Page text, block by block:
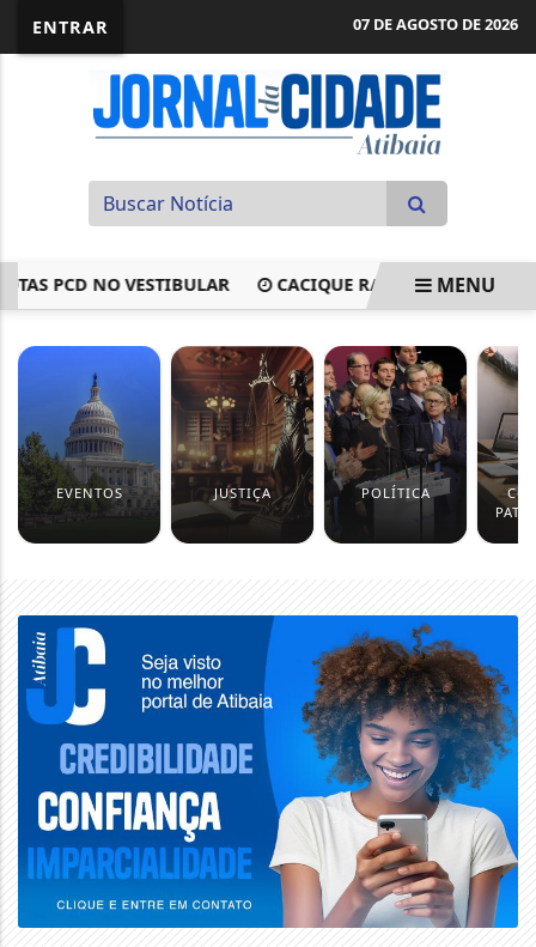
ENTRAR 07 DE AGOSTO DE 2026
PCD NO VESTIBULAR CACIQUE RAONI TEM ALTA
MENU
EVENTOS JUSTIÇA POLÍTICA